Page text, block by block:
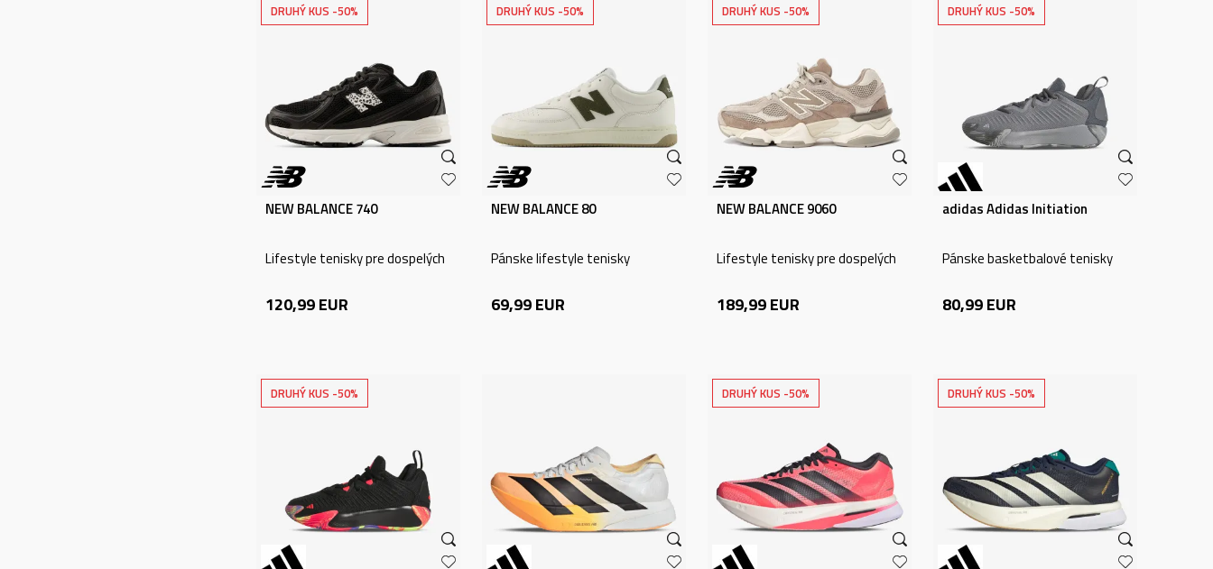
DRUHÝ KUS -50%
NEW BALANCE 740
Lifestyle tenisky pre dospelých
120,99EUR
DRUHÝ KUS -50%
NEW BALANCE 80
Pánske lifestyle tenisky
69,99EUR
DRUHÝ KUS -50%
NEW BALANCE 9060
Lifestyle tenisky pre dospelých
189,99EUR
DRUHÝ KUS -50%
adidas Adidas Initiation
Pánske basketbalové tenisky
80,99EUR
DRUHÝ KUS -50% DRUHÝ KUS -50% DRUHÝ KUS -50%